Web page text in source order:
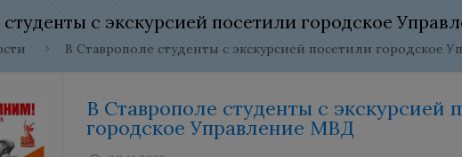
с экскурсией посетили городское
В Ставрополе студенты с экскурсией посетили городское
В Ставрополе студенты с экскурсией
городское Управление МВД